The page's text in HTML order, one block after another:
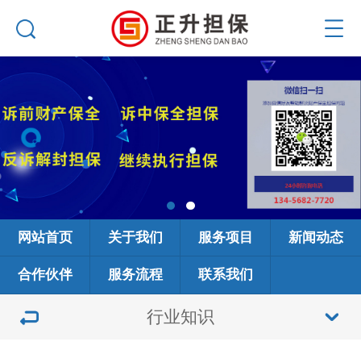
网站首页 关于我们 服务项目 新闻动态
合作伙伴 服务流程 联系我们
行业知识